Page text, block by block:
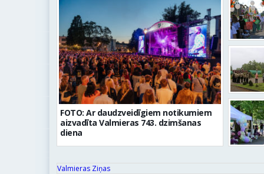
FOTO: Ar daudzveidīgiem notikumiem
aizvadīta Valmieras 743. dzimšanas
diena
Valmieras Ziņas